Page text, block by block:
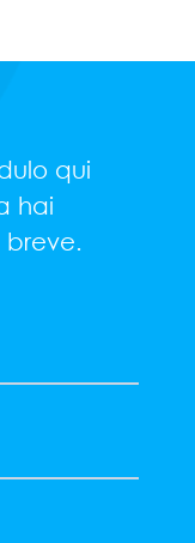
qui
hai